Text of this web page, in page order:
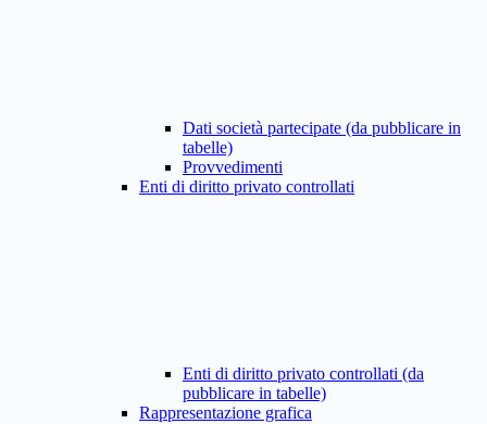
Dati società partecipate (da pubblicare in
tabelle)
Provvedimenti
Enti di diritto privato controllati
Enti di diritto privato controllati (da
pubblicare in tabelle)
Rappresentazione grafica